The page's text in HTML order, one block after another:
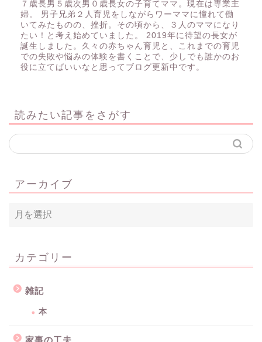
７歳長男５歳次男０歳長女の子育てママ。現在は専業主
婦。 男子兄弟２人育児をしながらワーママに憧れて働
いてみたものの、挫折。その頃から、３人のママになり
たい！と考え始めていました。 2019年に待望の長女が
誕生しました。久々の赤ちゃん育児と、これまでの育児
での失敗や悩みの体験を書くことで、少しでも誰かのお
役に立てばいいなと思ってブログ更新中です。
読みたい記事をさがす
アーカイブ
カテゴリー
雑記
本